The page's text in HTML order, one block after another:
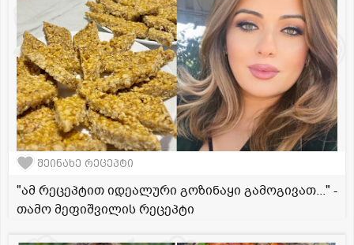
შეინახე რეცეპტი
"ამ რეცეპტით იდეალური გოზინაყი გამოგივათ..." -
თამო მეფიშვილის რეცეპტი